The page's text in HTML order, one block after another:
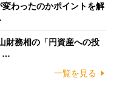
わったのかポイントを解
財務相の「円資産への投
…
一覧を見る